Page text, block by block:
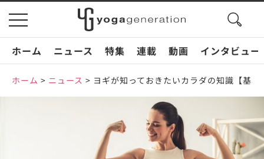
toggle
navigation
search
ホーム
ニュース 特集 連載 動画 インタビュー
ホーム > ニュース > ヨギが知っておきたいカラダの知識【基